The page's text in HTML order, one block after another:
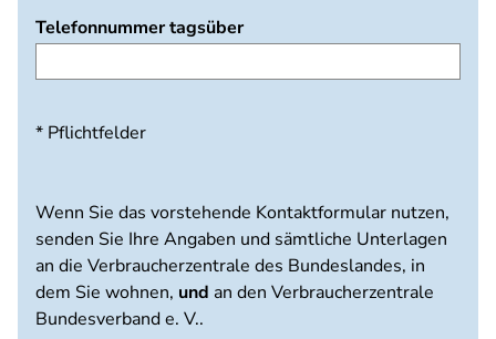
Telefonnummer tagsüber
* Pflichtfelder
Wenn Sie das vorstehende Kontaktformular nutzen,
senden Sie Ihre Angaben und sämtliche Unterlagen
an die Verbraucherzentrale des Bundeslandes, in
dem Sie wohnen, und an den Verbraucherzentrale
Bundesverband e. V..